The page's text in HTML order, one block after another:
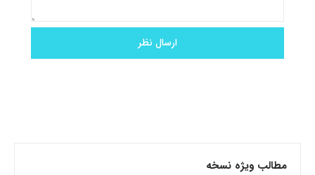
مطالب ویژه نسخه